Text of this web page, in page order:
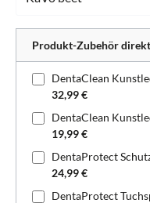
Produkt-Zubehör
32,99 €
19,99 €
24,99 €
DentaProtect